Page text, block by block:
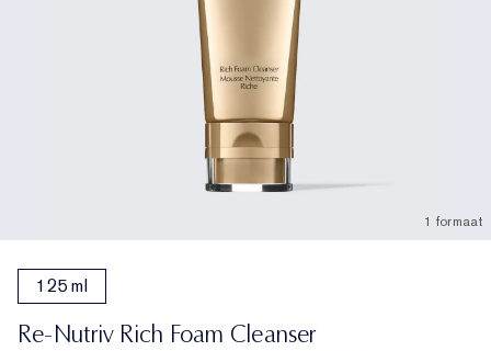
1 formaat
125 ml
Re-Nutriv Rich Foam Cleanser